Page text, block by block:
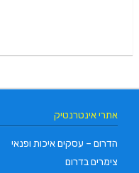
אתרי אינטרנטיק
הדרום – עסקים איכות ופנאי
צימרים בדרום